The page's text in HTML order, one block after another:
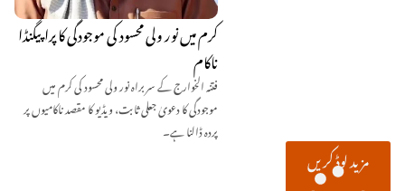
کرم میں نور ولی محسود کی موجودگی کا پراپیگنڈا
ناکام
فتنہ الخوارج کے سربراہ نور ولی محسود کی کرم میں
موجودگی کا دعویٰ جعلی ثابت، ویڈیو کا مقصد ناکامیوں پر
پردہ ڈالنا ہے۔
مزید لوڈ کریں